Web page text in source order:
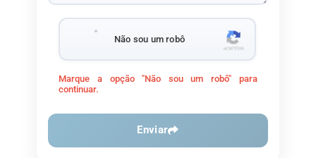
Não sou um robô
Marque a opção "Não sou um robô" para
continuar.
Enviar